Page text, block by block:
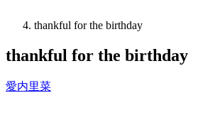
thankful for the birthday
thankful for the birthday
愛内里菜